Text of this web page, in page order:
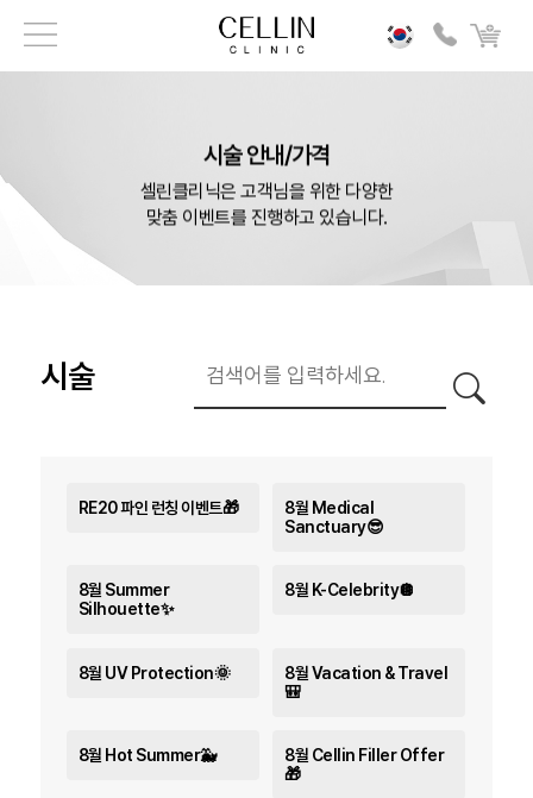
시술 안내/가격
셀린클리닉은 고객님을 위한 다양한
맞춤 이벤트를 진행하고 있습니다.
시술
RE20 파인 런칭 이벤트🎁
8월 Medical
Sanctuary😎
8월 Summer
Silhouette✨
8월 K-Celebrity🪩
8월 UV Protection🌞
8월 Vacation & Travel
🎒
8월 Hot Summer🐳
8월 Cellin Filler Offer
🎁